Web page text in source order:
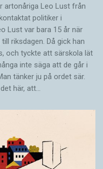
artonåriga Leo Lust från
politiker i
Lust var bara 15 år när
riksdagen. Då gick han
och tyckte att särskola lät
inte säga att de går i
tänker ju på ordet sär.
här, att…